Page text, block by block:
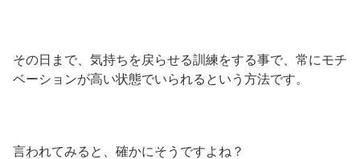
その日まで、気持ちを戻らせる訓練をする事で、常にモチ
ベーションが高い状態でいられるという方法です。
言われてみると、確かにそうですよね？